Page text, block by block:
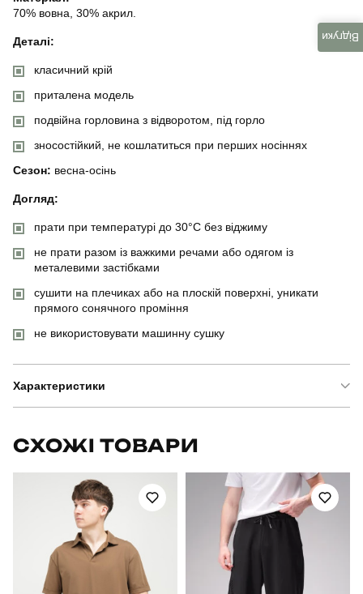
70% вовна, 30% акрил.
Деталі:
класичний крій
приталена модель
подвійна горловина з відворотом, під горло
зносостійкий, не кошлатиться при перших носіннях
Сезон: весна-осінь
Догляд:
прати при температурі до 30°C без віджиму
не прати разом із важкими речами або одягом із
металевими застібками
сушити на плечиках або на плоскій поверхні, уникати
прямого сонячного проміння
не використовувати машинну сушку
Характеристики
BLsv619Lbb
Призначення для повсякденного носіння
СХОЖІ ТОВАРИ
Відгуки